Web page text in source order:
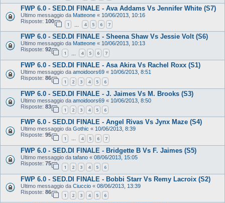
FWP 6.0 - SED.DI FINALE - Ava Addams Vs Jennifer White (S7)
Ultimo messaggio da Matteone « 10/06/2013, 10:16
Risposte: 100
1 4 5 6 7
FWP 6.0 - SED.DI FINALE - Sheena Shaw Vs Jessie Volt (S6)
Ultimo messaggio da Matteone « 10/06/2013, 10:13
Risposte: 92
1 4 5 6 7
FWP 6.0 - SED.DI FINALE - Asa Akira Vs Rachel Roxx (S1)
Ultimo messaggio da amoidoors69 « 10/06/2013, 8:51
Risposte: 86
1 2 3 4 5 6
FWP 6.0 - SED.DI FINALE - J. Jaimes Vs M. Brooks (S3)
Ultimo messaggio da amoidoors69 « 10/06/2013, 8:50
Risposte: 83
1 2 3 4 5 6
FWP 6.0 - SED.DI FINALE - Angel Rivas Vs Jynx Maze (S4)
Ultimo messaggio da Gothic « 10/06/2013, 8:39
Risposte: 95
1 … 4 5 6 7
FWP 6.0 - SED.DI FINALE - Bridgette B Vs F. Jaimes (S5)
Ultimo messaggio da tafano « 08/06/2013, 15:05
Risposte: 75
1 2 3 4 5 6
FWP 6.0 - SED.DI FINALE - Bobbi Starr Vs Remy Lacroix (S2)
Ultimo messaggio da Ciuccio « 08/06/2013, 13:39
Risposte: 86
1 2 3 4 5 6